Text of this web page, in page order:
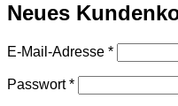
Neues
E-Mail-Adresse *Erforderlich
Passwort*Erforderlich